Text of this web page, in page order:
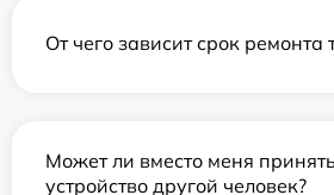
От чего зависит срок ремонта
Может ли вместо меня принять
устройство другой человек?